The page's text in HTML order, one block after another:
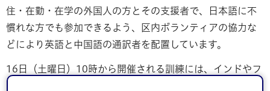
住・在勤・在学の外国人の方とその支援者で、日本語に不
慣れな方でも参加できるよう、区内ボランティアの協力な
どにより英語と中国語の通訳者を配置しています。
16日（土曜日）10時から開催される訓練には、インドやフ